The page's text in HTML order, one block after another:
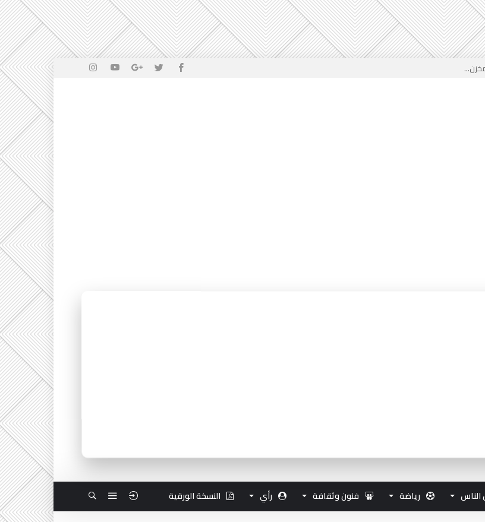
الناس رياضة فنون وثقافة رأي النسخة الورقية